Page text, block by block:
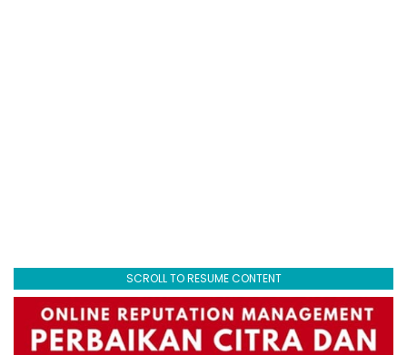
SCROLL TO RESUME CONTENT